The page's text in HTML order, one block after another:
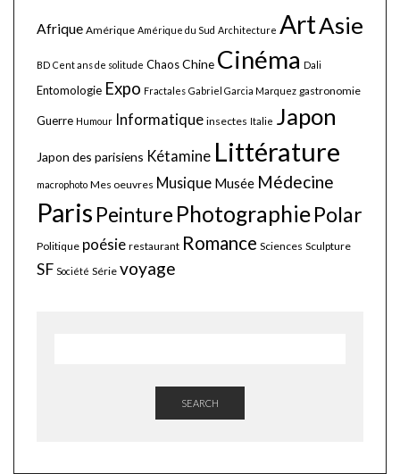
Afrique Amérique Amérique du Sud Architecture ArtAsie
BD Cent ans de solitude ChaosChine Cinéma Dali
Entomologie Expo Fractales Gabriel Garcia Marquez gastronomie
Guerre Humour Informatique insectes Italie Japon
Japon des parisiens Kétamine Littérature
macrophoto Mes oeuvres Musique Musée Médecine
Paris Peinture PhotographiePolar
Politique poésie restaurant Romance Sciences Sculpture
SF Société Série voyage
SEARCH